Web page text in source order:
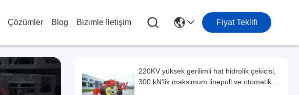
Çözümler Blog Bizimle İletişim Fiyat Teklifi
220KV yüksek gerilimli hat hidrolik çekicisi,
300 kN'lik maksimum linepull ve otomatik